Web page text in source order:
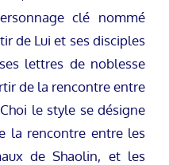
clé nommé
de Lui et ses disciples
lettres de noblesse
de la rencontre entre
le style se désigne
la rencontre entre les
de Shaolin, et les